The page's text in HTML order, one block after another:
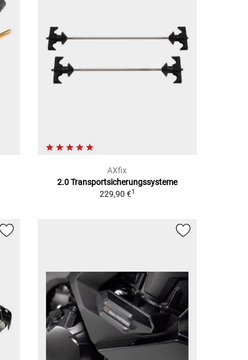
AXfix
2.0 Transportsicherungssysteme
229,90 €1